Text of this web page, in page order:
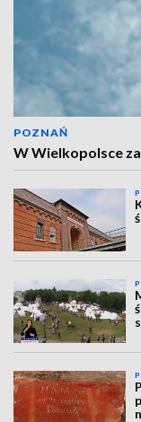
POZNAŃ
W Wielkopolsce